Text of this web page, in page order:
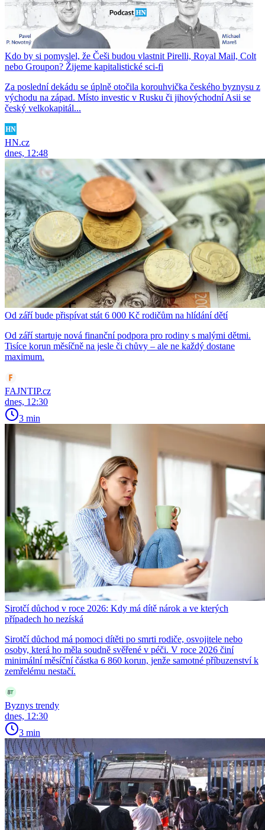
Kdo by si pomyslel, že Češi budou vlastnit Pirelli, Royal Mail, Colt
nebo Groupon? Žijeme kapitalistické sci-fi
Za poslední dekádu se úplně otočila korouhvička českého byznysu z
východu na západ. Místo investic v Rusku či jihovýchodní Asii se
český velkokapitál...
HN.cz
dnes, 12:48
Od září bude přispívat stát 6 000 Kč rodičům na hlídání dětí
Od září startuje nová finanční podpora pro rodiny s malými dětmi.
Tisíce korun měsíčně na jesle či chůvy – ale ne každý dostane
maximum.
FAJNTIP.cz
dnes, 12:30
3 min
Sirotčí důchod v roce 2026: Kdy má dítě nárok a ve kterých
případech ho nezíská
Sirotčí důchod má pomoci dítěti po smrti rodiče, osvojitele nebo
osoby, která ho měla soudně svěřené v péči. V roce 2026 činí
minimální měsíční částka 6 860 korun, jenže samotné příbuzenství k
zemřelému nestačí.
Byznys trendy
dnes, 12:30
3 min